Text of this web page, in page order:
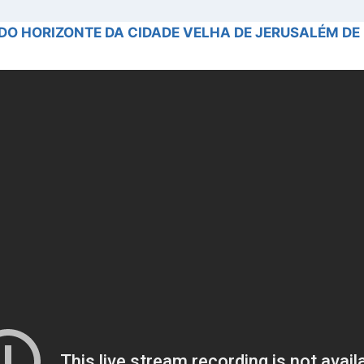
HORIZONTE DA CIDADE VELHA DE JERUSALÉM DE